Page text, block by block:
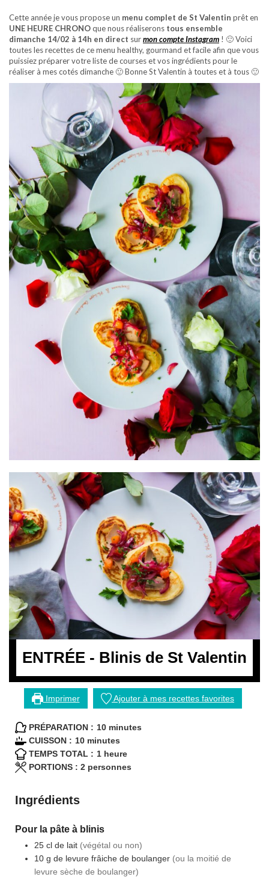
Cette année je vous propose un menu complet de St Valentin prêt en
UNE HEURE CHRONOque nous réaliserons tous ensemble
dimanche 14/02 à 14h en direct surmon compte Instagram ! 🙂 Voici
toutes les recettes de ce menu healthy, gourmand et facile afin que vous
puissiez préparer votre liste de courses et vos ingrédients pour le
réaliser à mes cotés dimanche 🙂 Bonne St Valentin à toutes et à tous 🙂
ENTRÉE - Blinis de St Valentin
Imprimer Ajouter à mes recettes favorites
PRÉPARATION : 10minutes
minutes
CUISSON : 10minutes
minutes
TEMPS TOTAL : 1heure
heure
PORTIONS : 2 personnes
Ingrédients
Pour la pâte à blinis
25 cl de lait (végétal ou non)
10 g de levure frâiche de boulanger (ou la moitié de
levure sèche de boulanger)